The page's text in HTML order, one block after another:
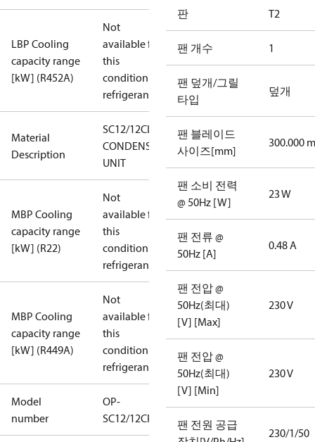
LBP Cooling
capacity range
[kW] (R452A)
Not
available for
this
condition /
refrigerant
Material
Description
SC12/12CLXT2
CONDENS.
UNIT
MBP Cooling
capacity range
[kW] (R22)
Not
available for
this
condition /
refrigerant
MBP Cooling
capacity range
[kW] (R449A)
Not
available for
this
condition /
refrigerant
Model
number
OP-
SC12/12CPXT2
판 T2
팬 개수 1
팬 덮개/그릴
타입
덮개
팬 블레이드
사이즈[mm]
300.000
팬 소비 전력
@ 50Hz [W]
23 W
팬 전류 @
50Hz [A]
0.48 A
팬 전압 @
50Hz(최대)
[V] [Max]
230 V
팬 전압 @
50Hz(최대)
[V] [Min]
230 V
팬 전원 공급
230/1/50